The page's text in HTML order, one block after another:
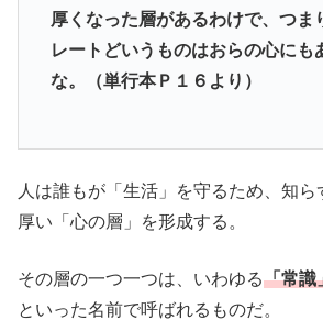
厚くなった層があるわけで、つま
レートどいうものはおらの心にも
な。（単行本Ｐ１６より）
人は誰もが「生活」を守るため、知
厚い「心の層」を形成する。
その層の一つ一つは、いわゆる「常識
といった名前で呼ばれるものだ。